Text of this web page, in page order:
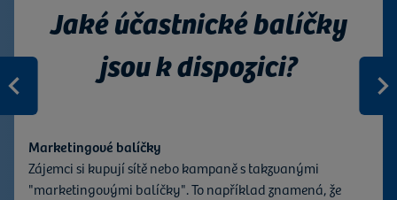
Plánovací síť Horní
Lužice
Myšlenka
Za plánovací sítí je myšlenka MGO transparentně
prezentovat možnosti spolupráce v souvislosti s
Jaké účastnické balíčky
jsou k dispozici?
Marketingové balíčky
Zájemci si kupují sítě nebo kampaně s takzvanými
"marketingovými balíčky". To například znamená, že